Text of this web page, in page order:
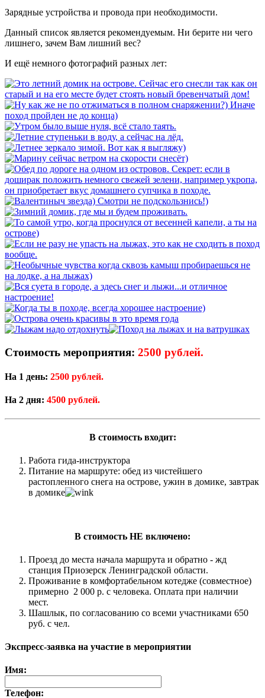
Зарядные устройства и провода при необходимости.
Данный список является рекомендуемым. Ни берите ни чего
лишнего, зачем Вам лишний вес?
И ещё немного фотографий разных лет:
Стоимость мероприятия: 2500 рублей.
На 1 день: 2500 рублей.
На 2 дня: 4500 рублей.
В стоимость входит:
Работа гида-инструктора
Питание на маршруте: обед из чистейшего
растопленного снега на острове, ужин в домике, завтрак
в домике
В стоимость НЕ включено:
Проезд до места начала маршрута и обратно - жд
станция Приозерск Ленинградской области.
Проживание в комфортабельном котедже (совместное)
примерно 2 000 р. с человека. Оплата при наличии
мест.
Шашлык, по согласованию со всеми участниками 650
руб. с чел.
Экспресс-заявка на участие в мероприятии
Имя:
Телефон: